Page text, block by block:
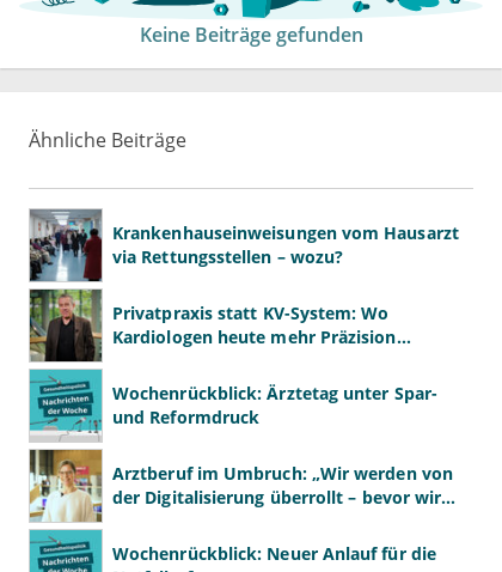
Keine Beiträge gefunden
Ähnliche Beiträge
Krankenhauseinweisungen vom Hausarzt
via Rettungsstellen – wozu?
Privatpraxis statt KV-System: Wo
Kardiologen heute mehr Präzision
entstehen
Wochenrückblick: Ärztetag unter Spar-
und Reformdruck
Arztberuf im Umbruch: „Wir werden von
der Digitalisierung überrollt – bevor wir
Wochenrückblick: Neuer Anlauf für die